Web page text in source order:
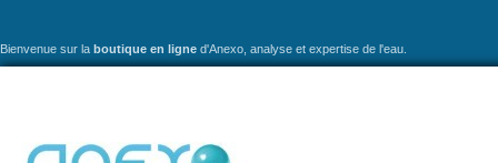
Bienvenue sur la boutique en ligne d'Anexo, analyse et expertise de l'eau.